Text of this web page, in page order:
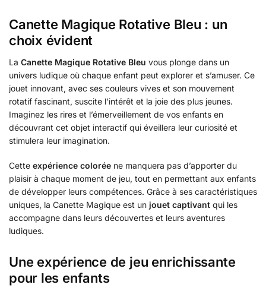
Canette Magique Rotative Bleu : un
choix évident
La Canette Magique Rotative Bleu vous plonge dans un
univers ludique où chaque enfant peut explorer et s’amuser. Ce
jouet innovant, avec ses couleurs vives et son mouvement
rotatif fascinant, suscite l’intérêt et la joie des plus jeunes.
Imaginez les rires et l’émerveillement de vos enfants en
découvrant cet objet interactif qui éveillera leur curiosité et
stimulera leur imagination.
Cette expérience colorée ne manquera pas d’apporter du
plaisir à chaque moment de jeu, tout en permettant aux enfants
de développer leurs compétences. Grâce à ses caractéristiques
uniques, la Canette Magique est un jouet captivant qui les
accompagne dans leurs découvertes et leurs aventures
ludiques.
Une expérience de jeu enrichissante
pour les enfants